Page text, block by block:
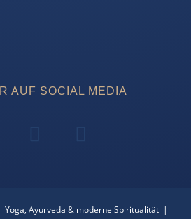
AUF SOCIAL MEDIA
Ayurveda & moderne Spiritualität |